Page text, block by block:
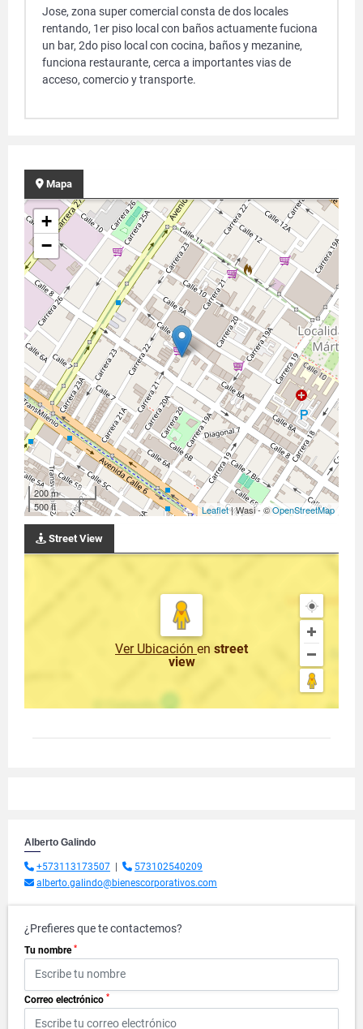
Jose, zona super comercial consta de dos locales
rentando, 1er piso local con baños actuamente fuciona
un bar, 2do piso local con cocina, baños y mezanine,
funciona restaurante, cerca a importantes vias de
acceso, comercio y transporte.
Mapa
+
−
200 m
500 ft
Leaflet| Wasi - ©OpenStreetMap
Street View
Ver Ubicación en street
view
Alberto Galindo
+573113173507
573102540209
alberto.galindo@bienescorporativos.com
¿Prefieres que te contactemos?
Tu nombre *
Correo electrónico *